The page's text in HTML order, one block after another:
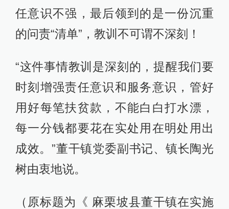
任意识不强，最后领到的是一份沉重
的问责“清单”，教训不可谓不深刻！
“这件事情教训是深刻的，提醒我们要
时刻增强责任意识和服务意识，管好
用好每笔扶贫款，不能白白打水漂，
每一分钱都要花在实处用在明处用出
成效。”董干镇党委副书记、镇长陶光
树由衷地说。
（原标题为《 麻栗坡县董干镇在实施